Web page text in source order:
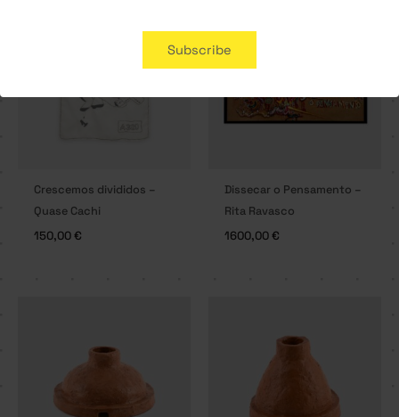
Subscribe
Crescemos divididos –
Quase Cachi
150,00€
Dissecar o Pensamento –
Rita Ravasco
1600,00€